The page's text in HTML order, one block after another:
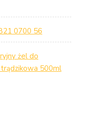
0700 56
żel do
trądzikowa 500ml